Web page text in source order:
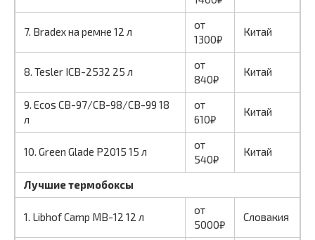
7. Bradex на ремне 12 л
от
1300₽
Китай
8. Tesler ICB-2532 25 л
от
840₽
Китай
9. Ecos CB-97/CB-98/CB-99 18
л
от
610₽
Китай
10. Green Glade Р2015 15 л
от
540₽
Китай
Лучшие термобоксы
1. Libhof Camp MB-12 12 л
от
5000₽
Словакия